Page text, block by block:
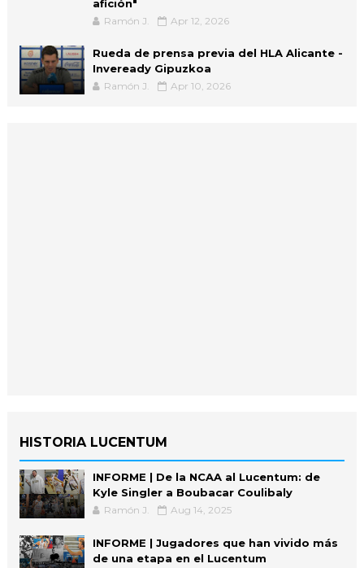
afición"
Ramón J. Apr 12, 2026
Rueda de prensa previa del HLA Alicante -
Inveready Gipuzkoa
Ramón J. Apr 10, 2026
HISTORIA LUCENTUM
INFORME | De la NCAA al Lucentum: de
Kyle Singler a Boubacar Coulibaly
Ramón J. Aug 14, 2025
INFORME | Jugadores que han vivido más
de una etapa en el Lucentum